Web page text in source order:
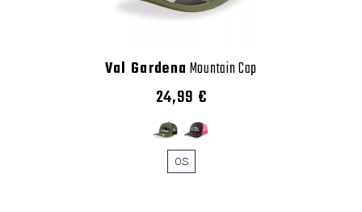
Val Gardena Mountain Cap
24,99 €
OS